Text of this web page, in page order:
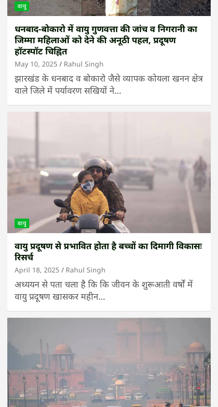
वायु
धनबाद-बोकारो में वायु गुणवत्ता की जांच व निगरानी का
जिम्मा महिलाओं को देने की अनूठी पहल, प्रदूषण
हॉटस्पॉट चिह्नित
May 10, 2025 Rahul Singh
झारखंड के धनबाद व बोकारो जैसे व्यापक कोयला खनन क्षेत्र
वाले जिले में पर्यावरण सखियों ने…
वायु
वायु प्रदूषण से प्रभावित होता है बच्चों का दिमागी विकासः
रिसर्च
April 18, 2025 Rahul Singh
अध्ययन से पता चला है कि कि जीवन के शुरूआती वर्षों में
वायु प्रदूषण खासकर महीन…